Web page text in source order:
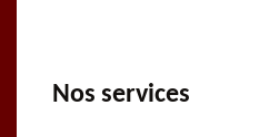
Nos services